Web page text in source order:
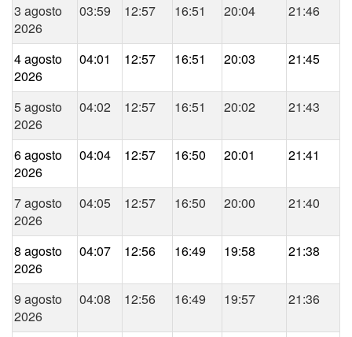
3 agosto
2026
03:59 12:57 16:51 20:04 21:46
4 agosto
2026
04:01 12:57 16:51 20:03 21:45
5 agosto
2026
04:02 12:57 16:51 20:02 21:43
6 agosto
2026
04:04 12:57 16:50 20:01 21:41
7 agosto
2026
04:05 12:57 16:50 20:00 21:40
8 agosto
2026
04:07 12:56 16:49 19:58 21:38
9 agosto
2026
04:08 12:56 16:49 19:57 21:36